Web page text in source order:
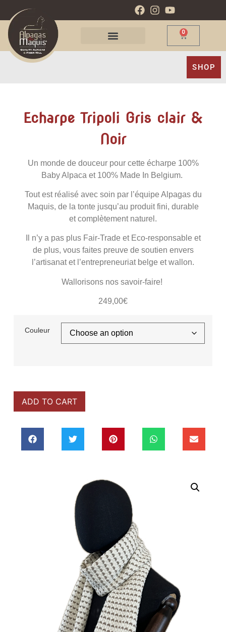
0
SHOP
Echarpe Tripoli Gris clair &
Noir
Un monde de douceur pour cette écharpe 100%
Baby Alpaca et 100% Made In Belgium.
Tout est réalisé avec soin par l’équipe Alpagas du
Maquis, de la tonte jusqu’au produit fini, durable
et complètement naturel.
Il n’y a pas plus Fair-Trade et Eco-responsable et
de plus, vous faites preuve de soutien envers
l’artisanat et l’entrepreneuriat belge et wallon.
Wallorisons nos savoir-faire!
249,00€
Couleur
ADD TO CART